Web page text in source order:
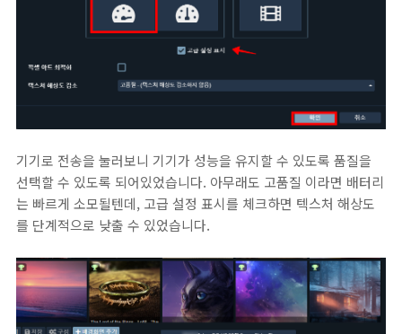
기기로 전송을 눌러보니 기기가 성능을 유지할 수 있도록 품질을
선택할 수 있도록 되어있었습니다. 아무래도 고품질 이라면 배터리
는 빠르게 소모될텐데, 고급 설정 표시를 체크하면 텍스처 해상도
를 단계적으로 낮출 수 있었습니다.